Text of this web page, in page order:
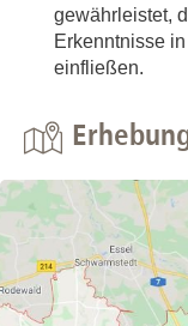
gewährleistet,
Erkenntnisse
einfließen.